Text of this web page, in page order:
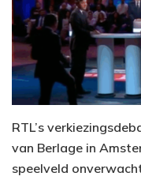
RTL’s
van Berlage in
speelveld